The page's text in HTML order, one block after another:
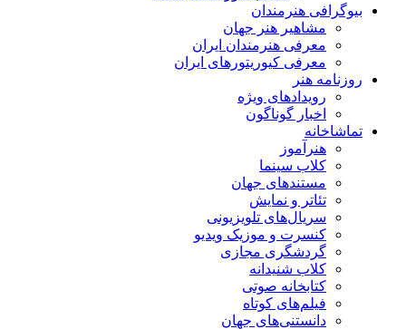
بیوگرافی هنرمندان
مشاهیر هنر جهان
معرفی هنرمندان ایران
معرفی کیوریتورهای ایران
روزنامه هنر
رویدادهای ویژه
اخبار گوناگون
تماشاخانه
هنرآموز
کلاب سینما
مستندهای جهان
تئاتر و نمایش
سریال‌های تلویزیونی
کنسرت و موزیک ویدیو
گردشگری مجازی
کلاب شنیدانه
کتابخانه صوتی
فیلم‌های کوتاه
دانستنی‌های جهان